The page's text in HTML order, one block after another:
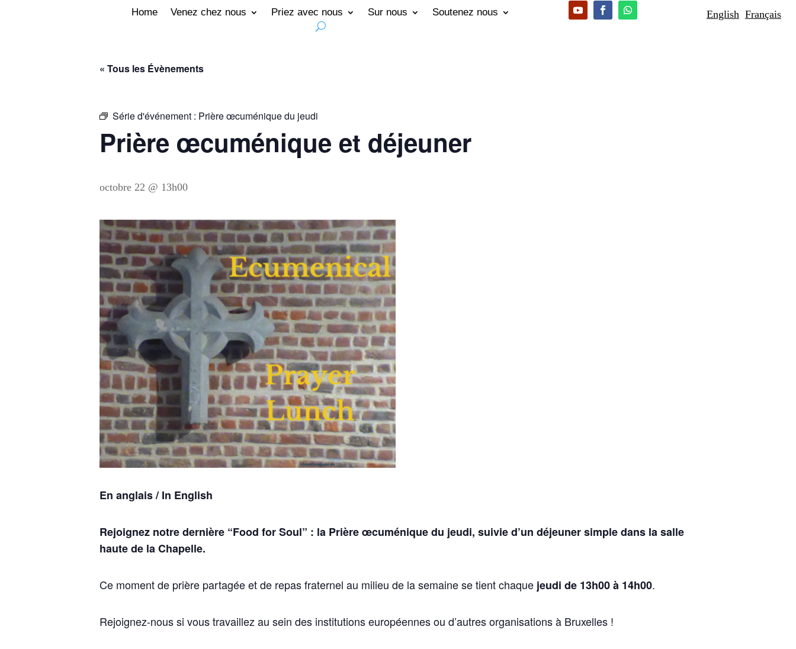
Home Venez chez nous Priez avec nous Sur nous Soutenez nous English Français
« Tous les Évènements
Série d'événement : Prière œcuménique du jeudi
Prière œcuménique et déjeuner
octobre 22 @ 13h00
En anglais / In English
Rejoignez notre dernière “Food for Soul” : la Prière œcuménique du jeudi, suivie d’un déjeuner simple dans la salle
haute de la Chapelle.
Ce moment de prière partagée et de repas fraternel au milieu de la semaine se tient chaque jeudi de 13h00 à 14h00.
Rejoignez-nous si vous travaillez au sein des institutions européennes ou d’autres organisations à Bruxelles !